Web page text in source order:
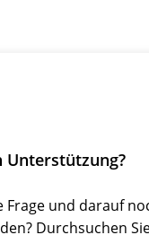
Unterstützung?
Frage und darauf
Durchsuchen